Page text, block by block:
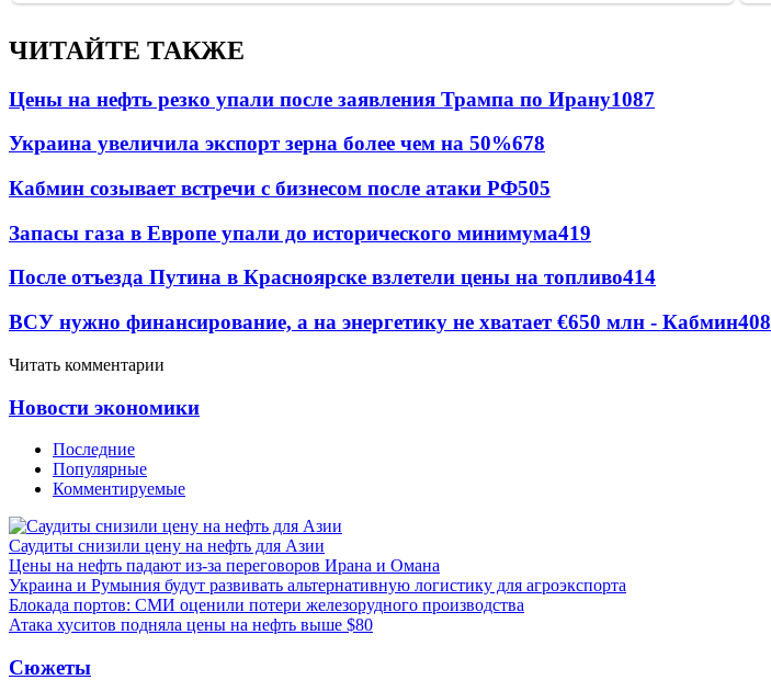
ЧИТАЙТЕ ТАКЖЕ
Цены на нефть резко упали после заявления Трампа по Ирану1087
Украина увеличила экспорт зерна более чем на 50%678
Кабмин созывает встречи с бизнесом после атаки РФ505
Запасы газа в Европе упали до исторического минимума419
После отъезда Путина в Красноярске взлетели цены на топливо414
ВСУ нужно финансирование, а на энергетику не хватает €650 млн - Кабмин408
Читать комментарии
Новости экономики
Последние
Популярные
Комментируемые
Саудиты снизили цену на нефть для Азии
Цены на нефть падают из-за переговоров Ирана и Омана
Украина и Румыния будут развивать альтернативную логистику для агроэкспорта
Блокада портов: СМИ оценили потери железорудного производства
Атака хуситов подняла цены на нефть выше $80
Сюжеты